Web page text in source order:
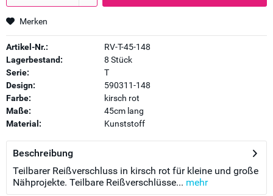
Merken
Artikel-Nr.:
RV-T-45-148
Lagerbestand:
8 Stück
Serie:
T
Design:
590311-148
Farbe:
kirsch rot
Maße:
45cm lang
Material:
Kunststoff
Beschreibung
Teilbarer Reißverschluss in kirsch rot für kleine und große
Nähprojekte. Teilbare Reißverschlüsse... mehr